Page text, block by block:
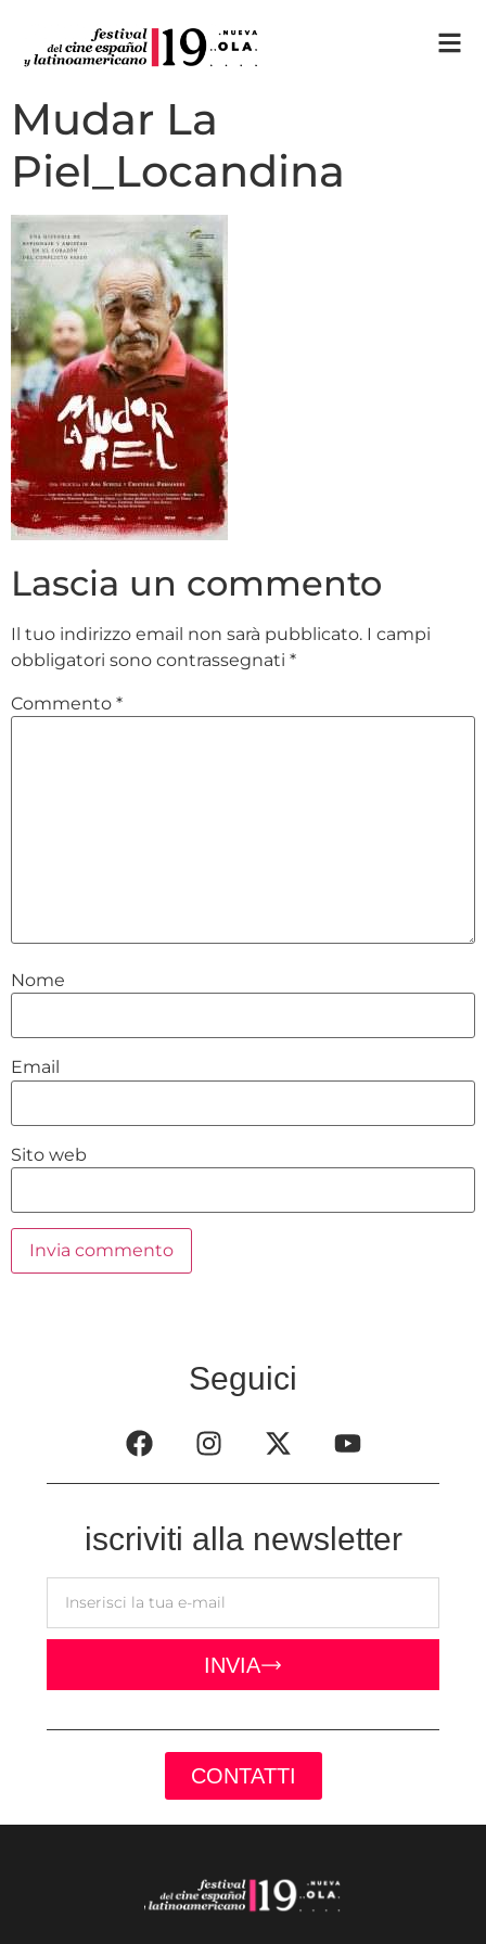
Mudar La
Piel_Locandina
Lascia un commento
Il tuo indirizzo email non sarà pubblicato. I campi
obbligatori sono contrassegnati *
Commento *
Nome
Email
Sito web
Seguici
iscriviti alla newsletter
INVIA
CONTATTI